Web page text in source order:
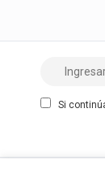
Si